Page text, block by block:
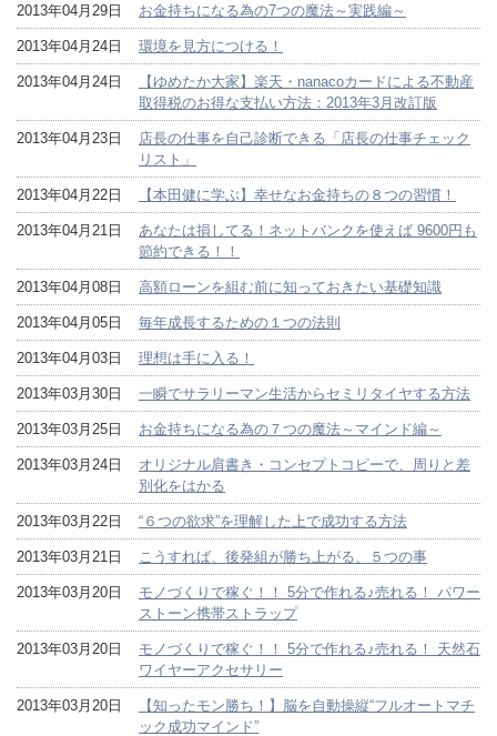
2013年04月29日 お金持ちになる為の7つの魔法～実践編～
2013年04月24日 環境を見方につける！
2013年04月24日
【ゆめたか大家】楽天・nanacoカードによる不動産
取得税のお得な支払い方法：2013年3月改訂版
2013年04月23日
店長の仕事を自己診断できる「店長の仕事チェック
リスト」
2013年04月22日 【本田健に学ぶ】幸せなお金持ちの８つの習慣！
2013年04月21日
あなたは損してる！ネットバンクを使えば 9600円も
節約できる！！
2013年04月08日 高額ローンを組む前に知っておきたい基礎知識
2013年04月05日 毎年成長するための１つの法則
2013年04月03日 理想は手に入る！
2013年03月30日 一瞬でサラリーマン生活からセミリタイヤする方法
2013年03月25日 お金持ちになる為の７つの魔法～マインド編～
2013年03月24日
オリジナル肩書き・コンセプトコピーで、周りと差
別化をはかる
2013年03月22日 “６つの欲求”を理解した上で成功する方法
2013年03月21日 こうすれば、後発組が勝ち上がる、５つの事
2013年03月20日
モノづくりで稼ぐ！！ 5分で作れる♪売れる！ パワー
ストーン携帯ストラップ
2013年03月20日
モノづくりで稼ぐ！！ 5分で作れる♪売れる！ 天然石
ワイヤーアクセサリー
2013年03月20日
【知ったモン勝ち！】脳を自動操縦“フルオートマチ
ック成功マインド”